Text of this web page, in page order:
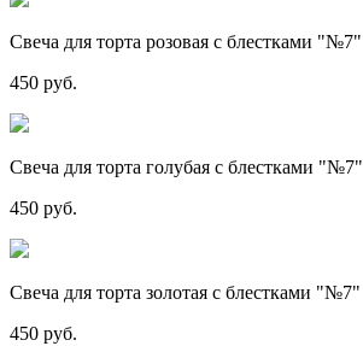
Свеча для торта розовая с блестками "№7"
450 руб.
Свеча для торта голубая с блестками "№7"
450 руб.
Свеча для торта золотая с блестками "№7"
450 руб.